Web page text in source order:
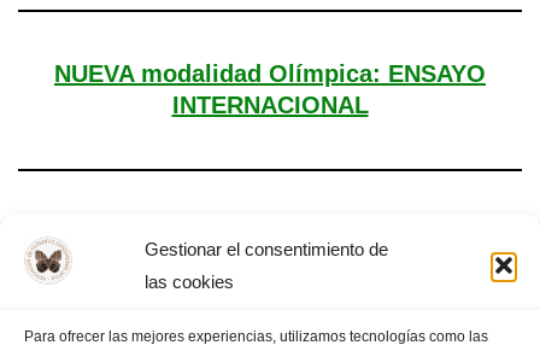
Gestionar el consentimiento de
las cookies
Para ofrecer las mejores experiencias, utilizamos tecnologías como las
NUEVA modalidad Olímpica: ENSAYO
INTERNACIONAL
Día Mundial de la Filosofía – Almendralejo,
2025